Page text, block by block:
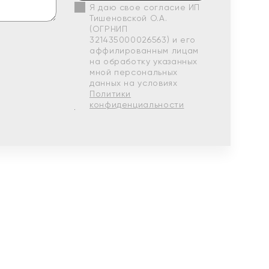
Я даю свое согласие ИП
Тишеновской О.А.
(ОГРНИП
321435000026563) и его
аффилированным лицам
на обработку указанных
мной персональных
данных на условиях
Политики
конфиденциальности